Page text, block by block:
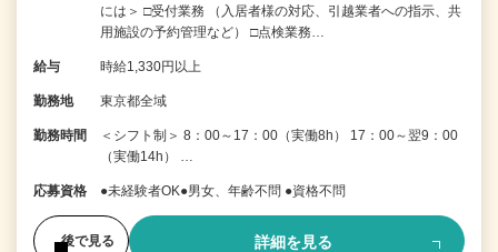
には＞ □受付業務 （入居者様の対応、引越業者への指示、共
用施設の予約管理など） □点検業務…
給与 時給1,330円以上
勤務地 東京都全域
勤務時間
＜シフト制＞ 8：00～17：00（実働8h） 17：00～翌9：00
（実働14h） …
応募資格 ●未経験者OK●男女、年齢不問 ●資格不問
後で見る 詳細を見る